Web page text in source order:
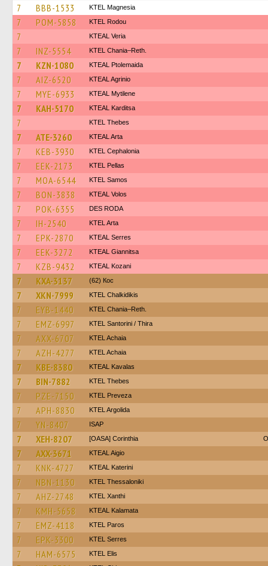
7 BBB-1533 ΚΤΕL Magnesia
7 POM-5858 ΚΤΕL Rodou
7 KTEAL Veria
7 INZ-5554 KTEL Chania–Reth.
7 KZN-1080 KTEAL Ptolemaida
7 AIZ-6520 KTEAL Agrinio
7 MYE-6933 KTEAL Mytilene
7 KAH-5170 KTEAL Karditsa
7 KTEL Thebes
7 ATE-3260 KTEAL Arta
7 KEB-3930 KTEL Cephalonia
7 EEK-2173 KTEL Pellas
7 MOA-6544 KTEL Samos
7 BON-3838 KTEAL Volos
7 POK-6355 DES RODA
7 IH-2540 KTEL Arta
7 EPK-2870 KTEAL Serres
7 EEK-3272 KTEAL Giannitsa
7 KZB-9432 KTEAL Kozani
7 KXA-3137 (62) Кос
7 XKN-7999 ΚΤΕL Chalkidikis
7 EYB-1440 KTEL Chania–Reth.
7 EMZ-6997 KTEL Santorini / Thira
7 AXX-6707 KTEL Achaia
7 AZH-4277 KTEL Achaia
7 KBE-8380 KTEAL Kavalas
7 BIN-7882 KTEL Thebes
7 PZE-7150 KTEL Preveza
7 APH-8830 KTEL Argolida
7 YN-8407 ISAP
7 XEH-8207 [OASA] Corinthia
7 AXX-3671 KTEAL Aigio
7 KNK-4727 KTEAL Katerini
7 NBN-1130 KTEL Thessaloniki
7 AHZ-2748 KTEL Xanthi
7 KMH-5658 KTEAL Kalamata
7 EMZ-4118 KTEL Paros
7 EPK-3300 KTEL Serres
7 HAM-6575 KTEL Elis